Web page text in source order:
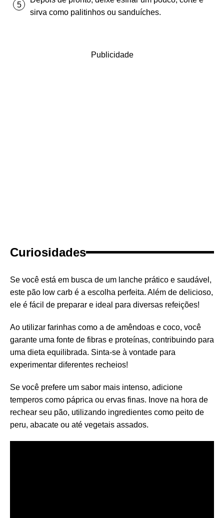
sirva como palitinhos ou sanduíches.
Publicidade
Curiosidades
Se você está em busca de um lanche prático e saudável,
este pão low carb é a escolha perfeita. Além de delicioso,
ele é fácil de preparar e ideal para diversas refeições!
Ao utilizar farinhas como a de amêndoas e coco, você
garante uma fonte de fibras e proteínas, contribuindo para
uma dieta equilibrada. Sinta-se à vontade para
experimentar diferentes recheios!
Se você prefere um sabor mais intenso, adicione
temperos como páprica ou ervas finas. Inove na hora de
rechear seu pão, utilizando ingredientes como peito de
peru, abacate ou até vegetais assados.